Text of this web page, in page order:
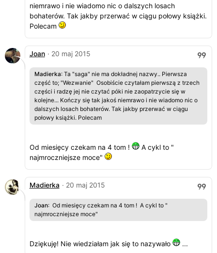
niemrawo i nie wiadomo nic o dalszych losach
bohaterów. Tak jakby przerwać w ciągu połowy książki.
Polecam
Joan · 20 maj 2015
Madierka: Ta "saga" nie ma dokładnej nazwy.. Pierwsza
część to; "Wezwanie" Osobiście czytałam pierwszą z trzech
części i radzę jej nie czytać póki nie zaopatrzycie się w
kolejne... Kończy się tak jakoś niemrawo i nie wiadomo nic o
dalszych losach bohaterów. Tak jakby przerwać w ciągu
połowy książki. Polecam
Od miesięcy czekam na 4 tom !
A cykl to "
najmroczniejsze moce"
Madierka · 20 maj 2015
Joan: Od miesięcy czekam na 4 tom ! A cykl to "
najmroczniejsze moce"
Dziękuję! Nie wiedziałam jak się to nazywało ...